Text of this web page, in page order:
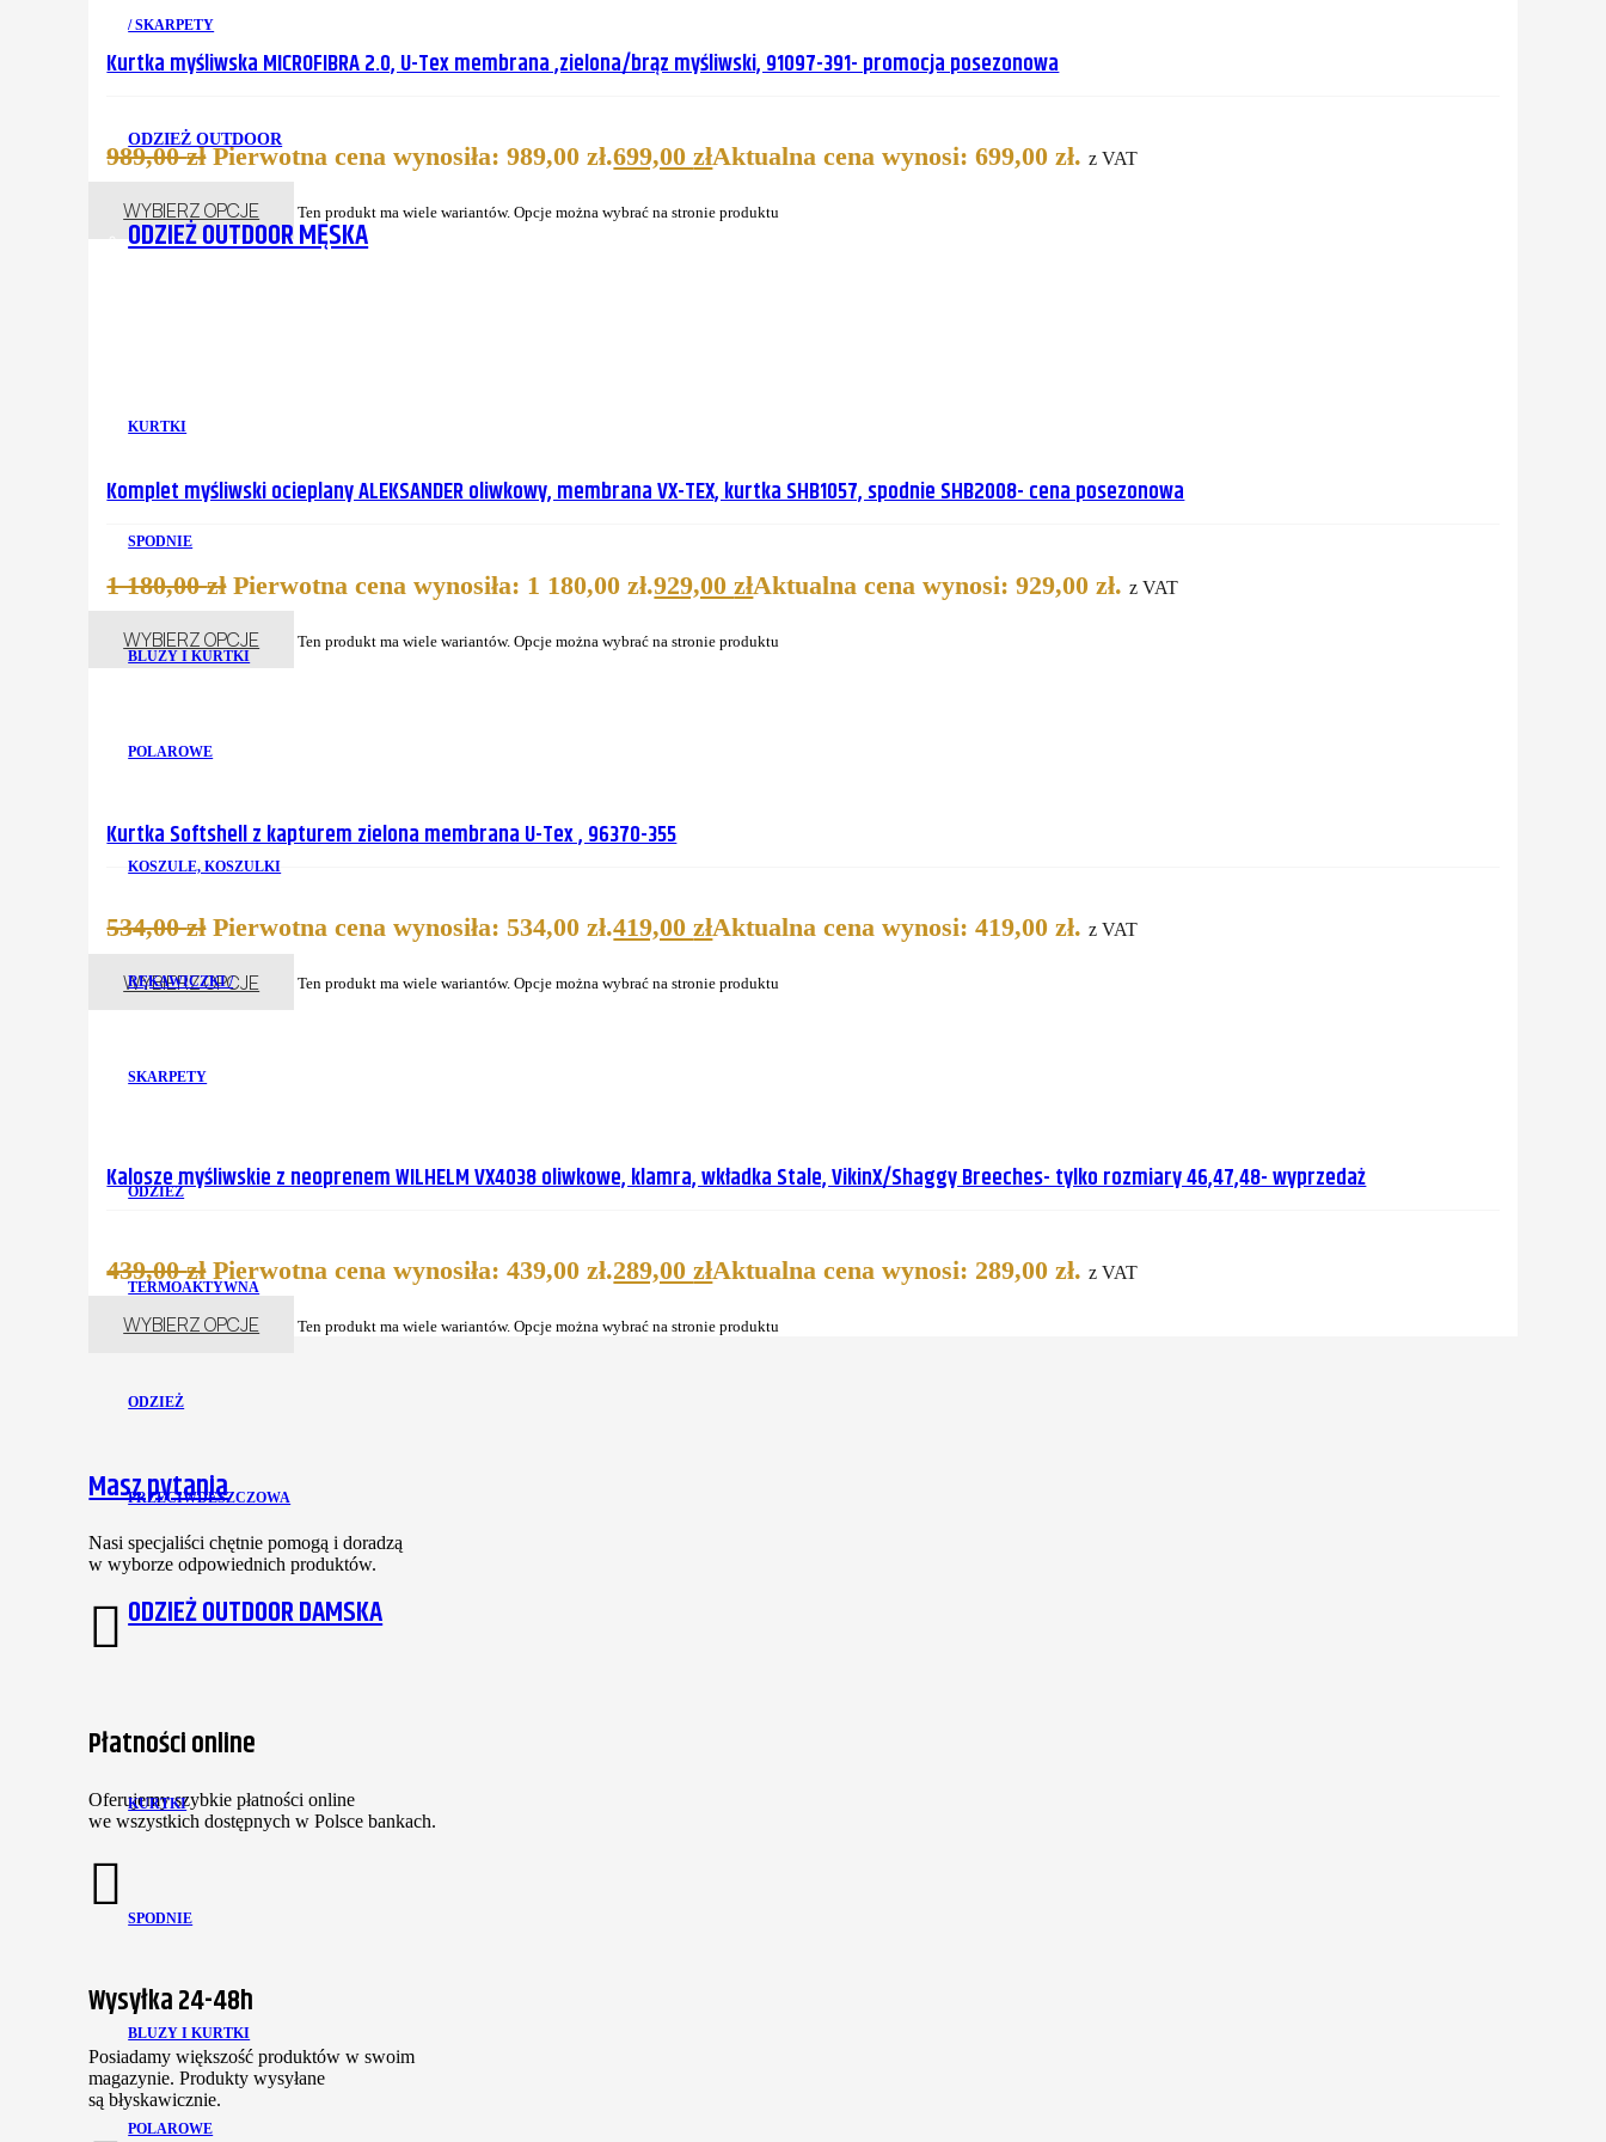
/ SKARPETY
ODZIEŻ OUTDOOR
ODZIEŻ OUTDOOR MĘSKA
KURTKI
SPODNIE
BLUZY I KURTKI
POLAROWE
KOSZULE, KOSZULKI
RĘKAWICZKI /
SKARPETY
ODZIEŻ
TERMOAKTYWNA
ODZIEŻ
PRZECIWDESZCZOWA
ODZIEŻ OUTDOOR DAMSKA
KURTKI
SPODNIE
BLUZY I KURTKI
POLAROWE
Kurtka myśliwska MICROFIBRA 2.0, U-Tex membrana ,zielona/brąz myśliwski, 91097-391- promocja posezonowa
989,00zł Pierwotna cena wynosiła: 989,00 zł.699,00złAktualna cena wynosi: 699,00 zł. z VAT
WYBIERZ OPCJE Ten produkt ma wiele wariantów. Opcje można wybrać na stronie produktu
Komplet myśliwski ocieplany ALEKSANDER oliwkowy, membrana VX-TEX, kurtka SHB1057, spodnie SHB2008- cena posezonowa
1 180,00zł Pierwotna cena wynosiła: 1 180,00 zł.929,00złAktualna cena wynosi: 929,00 zł. z VAT
WYBIERZ OPCJE Ten produkt ma wiele wariantów. Opcje można wybrać na stronie produktu
Kurtka Softshell z kapturem zielona membrana U-Tex , 96370-355
534,00zł Pierwotna cena wynosiła: 534,00 zł.419,00złAktualna cena wynosi: 419,00 zł. z VAT
WYBIERZ OPCJE Ten produkt ma wiele wariantów. Opcje można wybrać na stronie produktu
Kalosze myśliwskie z neoprenem WILHELM VX4038 oliwkowe, klamra, wkładka Stale, VikinX/Shaggy Breeches- tylko rozmiary 46,47,48- wyprzedaż
439,00zł Pierwotna cena wynosiła: 439,00 zł.289,00złAktualna cena wynosi: 289,00 zł. z VAT
WYBIERZ OPCJE Ten produkt ma wiele wariantów. Opcje można wybrać na stronie produktu
Masz pytania
Nasi specjaliści chętnie pomogą i doradzą
w wyborze odpowiednich produktów.
Płatności online
Oferujemy szybkie płatności online
we wszystkich dostępnych w Polsce bankach.
Wysyłka 24-48h
Posiadamy większość produktów w swoim
magazynie. Produkty wysyłane
są błyskawicznie.